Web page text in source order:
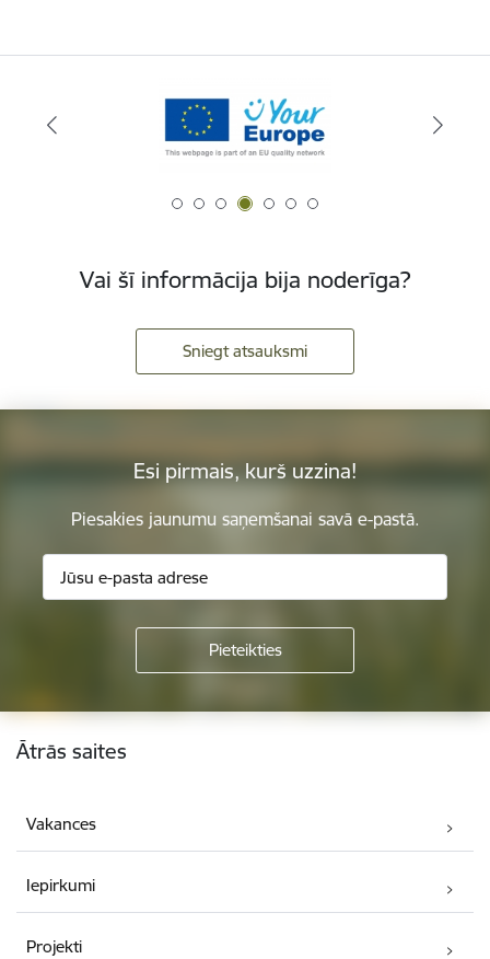
Vai šī informācija bija noderīga?
Sniegt atsauksmi
Esi pirmais, kurš uzzina!
Piesakies jaunumu saņemšanai savā e-pastā.
Kājene
Ātrās saites
Vakances
Iepirkumi
Projekti